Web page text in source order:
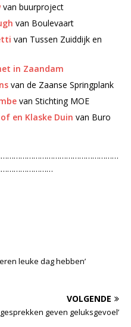
van buurproject
van Boulevaart
van Tussen Zuiddijk en
in Zaandam
van de Zaanse Springplank
van Stichting MOE
en Klaske Duin van Buro
leuke dag hebben’
VOLGENDE
gesprekken geven geluksgevoel’